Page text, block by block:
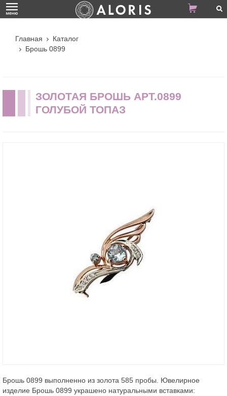
Главная
Каталог
Брошь 0899
ЗОЛОТАЯ БРОШЬ АРТ.0899
ГОЛУБОЙ ТОПАЗ
Брошь 0899 выполненно из золота 585 пробы. Ювелирное
изделие Брошь 0899 украшено натуральными вставками: